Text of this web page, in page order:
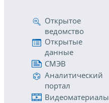
Открытое
ведомство
Открытые
данные
СМЭВ
Аналитический
портал
Видеоматериалы